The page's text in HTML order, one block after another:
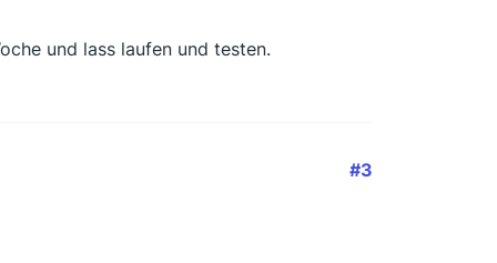
und lass laufen und testen.
#3